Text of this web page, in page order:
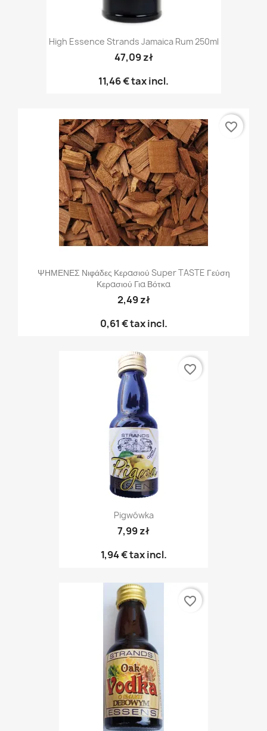
High Essence Strands Jamaica Rum 250ml
47,09 zł
11,46 €tax incl.
ΨΗΜΕΝΕΣ Νιφάδες Κερασιού Super TASTE Γεύση
Κερασιού Για Βότκα
2,49 zł
0,61 €tax incl.
favorite_border
Pigwówka
7,99 zł
1,94 €tax incl.
favorite_border
favorite_border